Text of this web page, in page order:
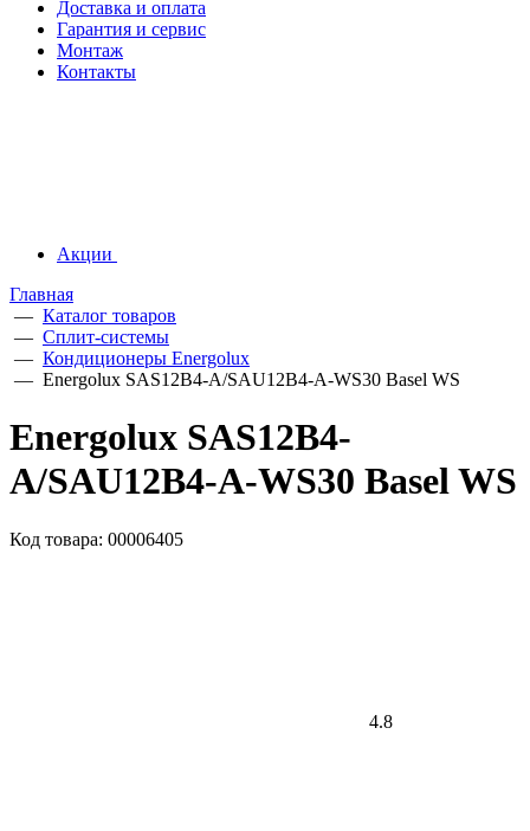
Доставка и оплата
Гарантия и сервис
Монтаж
Контакты
Акции
Главная
— Каталог товаров
— Сплит-системы
— Кондиционеры Energolux
— Energolux SAS12B4-A/SAU12B4-A-WS30 Basel WS
Energolux SAS12B4-
A/SAU12B4-A-WS30 Basel WS
Код товара: 00006405
4.8